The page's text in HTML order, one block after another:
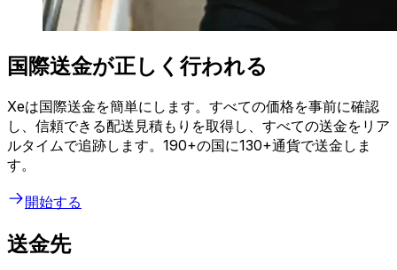
国際送金が正しく行われる
Xeは国際送金を簡単にします。すべての価格を事前に確認
し、信頼できる配送見積もりを取得し、すべての送金をリア
ルタイムで追跡します。190+の国に130+通貨で送金しま
す。
開始する
送金先